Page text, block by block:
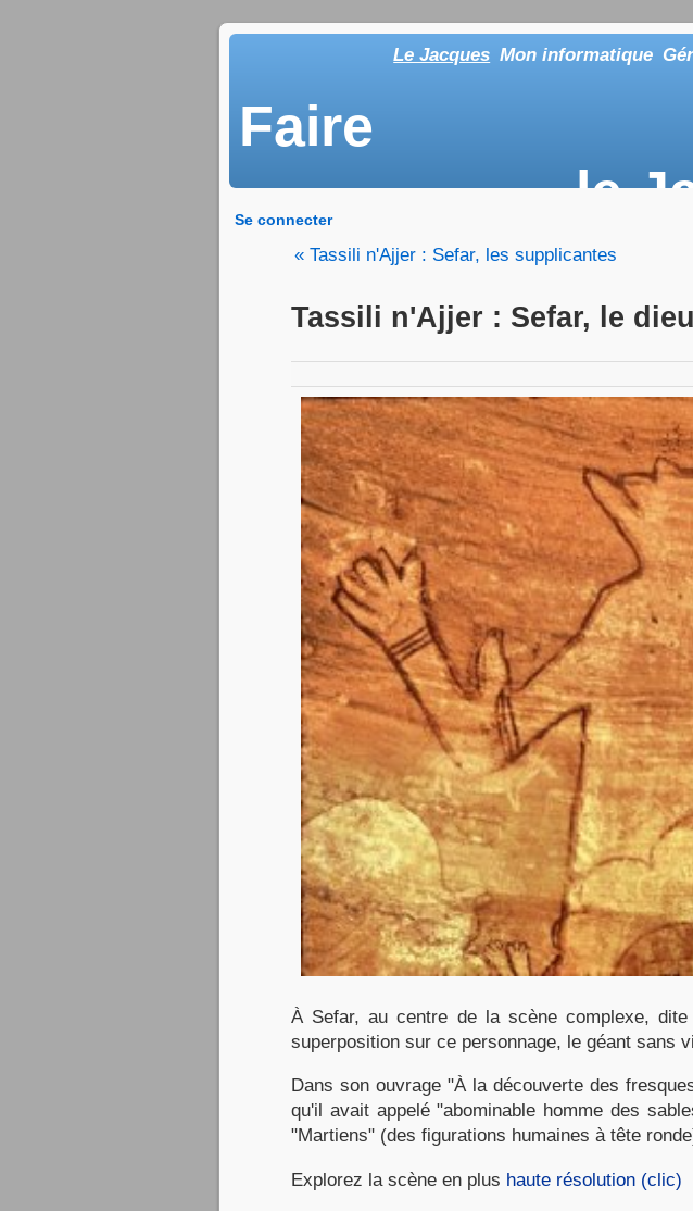
Le Jacques Mon informatique
Faire
le
Se connecter
« Tassili n'Ajjer : Sefar, les supplicantes
Tassili n'Ajjer : Sefar, le
À Sefar, au centre de la scène complexe,
superposition sur ce personnage, le géant sans
Dans son ouvrage "À la découverte des
qu'il avait appelé "abominable homme des
"Martiens" (des figurations humaines à tête
Explorez la scène en plus haute résolution (clic)